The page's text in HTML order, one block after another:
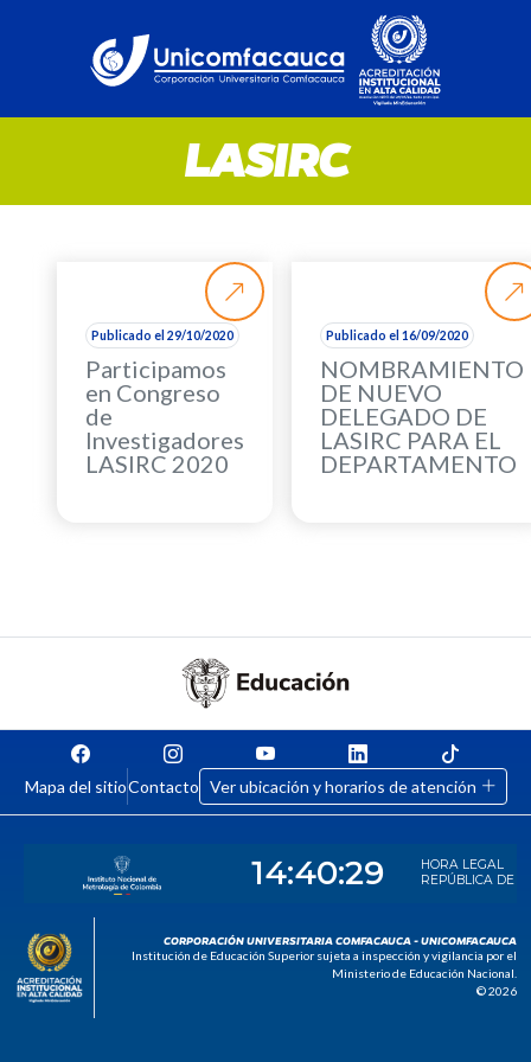
LASIRC
Publicado el 29/10/2020
Participamos
en Congreso
de
Investigadores
LASIRC 2020
Publicado el 16/09/2020
NOMBRAMIENTO
DE NUEVO
DELEGADO DE
LASIRC PARA EL
DEPARTAMENTO
Mapa del sitioContacto Ver ubicación y horarios de atención
CORPORACIÓN UNIVERSITARIA COMFACAUCA - UNICOMFACAUCA
Institución de Educación Superior sujeta a inspección y vigilancia por el
Ministerio de Educación Nacional.
© 2026